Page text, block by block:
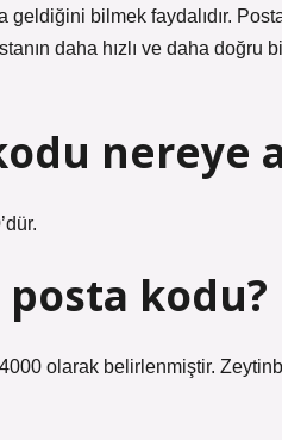
bilmek faydalıdır.
daha hızlı ve daha
nereye
kodu?
olarak belirlenmiştir.